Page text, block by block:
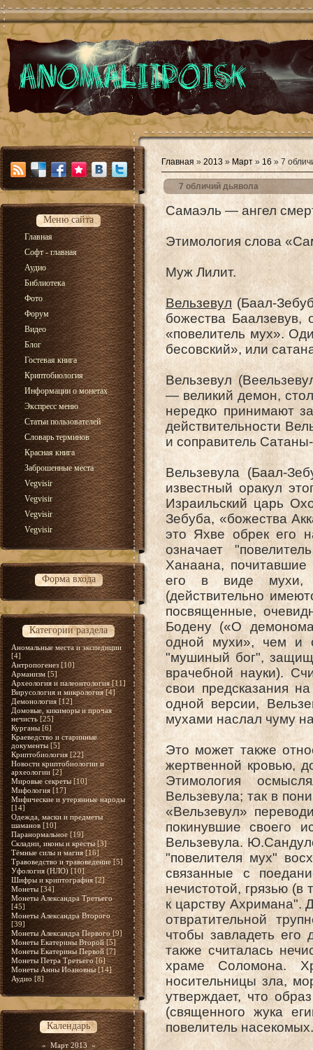
Меню сайта
Главная
Софт - главная
Аудио
Библиотека
Фото
Форум
Видео
Блог
Гостевая книга
Криптобиология
Информации о монетах
Экспресс меню
Статьи пользователей
Словарь терминов
Красная книга
Заброшенные места
Vegvisir
Vegvisir
Vegvisir
Vegvisir
Форма входа
Категории раздела
Аномальные места и экспедиции
[4]
Антропогенез [10]
Арманизм [5]
Археология и палеонтология [11]
Вирусология и микрология [4]
Демонология [12]
Домовые, кикиморы и прочая
нечисть [25]
Курганы [6]
Краеведство и старинные
документы [5]
Криптобиология [22]
Новости криптобиологии и
археологии [2]
Мировые секреты [10]
Мифология [17]
Мифические и утерянные народы
[14]
Одежда, маски и предметы
шаманов [10]
Паранормальное [19]
Складни, иконы и кресты [3]
Тёмные силы и магия [16]
Травоведство и травоведение [5]
Уфология (НЛО) [10]
Шифры и криптография [2]
Монеты [34]
Монеты Александра Третьего
[45]
Монеты Александра Второго
[39]
Монеты Александра Первого [9]
Монеты Екатерины Второй [5]
Монеты Екатерины Первой [7]
Монеты Петра Третьего [6]
Монеты Анны Иоановны [14]
Аудио [8]
Календарь
« Март 2013 »
Главная » 2013 » Март » 16 » 7
7 обличий дьявола
Самаэль — ангел
Этимология слова
Муж Лилит.
Вельзевул (Баал-
божества Баалзевув,
«повелитель мух».
бесовский», или
Вельзевул
— великий демон,
нередко принимают
действительности
и соправитель
Вельзевула (Баал-
известный оракул
Израильский царь
Зебуба, «божества
это Яхве обрек его
означает
Ханаана, почитавшие
его в виде мухи,
(действительно
посвященные,
Бодену («О
одной мухи», чем и
"мушиный бог",
врачебной науки).
свои предсказания
одной версии,
мухами наслал чуму
Это может также
жертвенной кровью,
Этимология
Вельзевула; так в
«Вельзевул»
покинувшие своего
Вельзевула.
"повелителя мух"
связанные с
нечистотой, грязью
к царству Ахримана".
отвратительной
чтобы завладеть его
также считалась
храме Соломона.
носительницы зла,
утверждает, что
(священного жука
повелитель насекомых.